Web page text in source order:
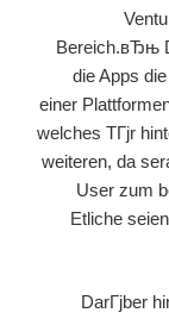
Bereich.вЂњ
die Apps
einer
welches TГјr
weiteren, da
User zum
Etliche
DarГјber